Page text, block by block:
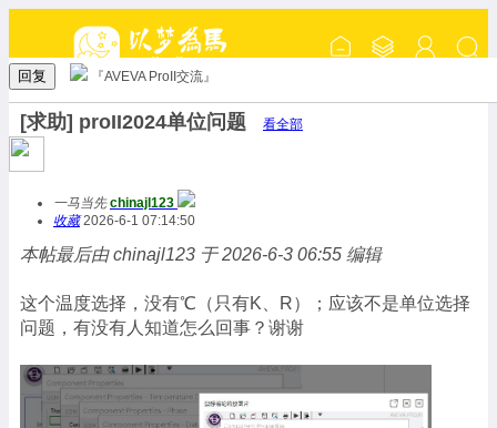
回复 『AVEVA ProII交流』
[求助] proII2024单位问题 看全部
一马当先 chinajl123
收藏2026-6-1 07:14:50
本帖最后由 chinajl123 于 2026-6-3 06:55 编辑
这个温度选择，没有℃（只有K、R）；应该不是单位选择
问题，有没有人知道怎么回事？谢谢